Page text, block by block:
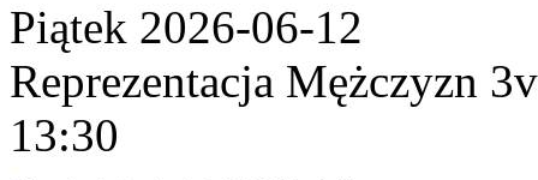
Piątek 2026-06-12
Reprezentacja Mężczyzn
13:30